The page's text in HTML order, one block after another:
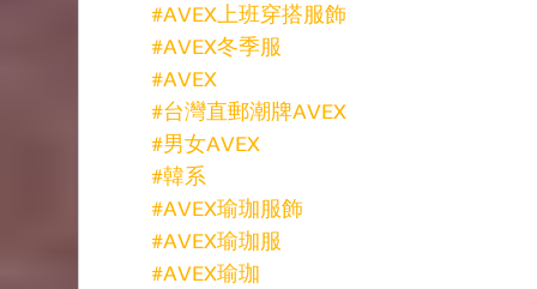
#AVEX上班穿搭服飾
#AVEX冬季服
#AVEX
#台灣直郵潮牌AVEX
#男女AVEX
#韓系
#AVEX瑜珈服飾
#AVEX瑜珈服
#AVEX瑜珈